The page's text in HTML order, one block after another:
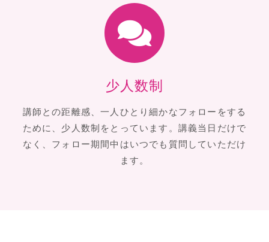
少人数制
講師との距離感、一人ひとり細かなフォローをする
ために、少人数制をとっています。講義当日だけで
なく、フォロー期間中はいつでも質問していただけ
ます。